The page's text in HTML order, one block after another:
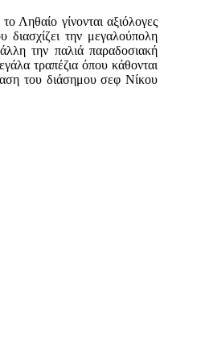
Ληθαίο γίνονται αξιόλογες
την μεγαλούπολη
την παλιά παραδοσιακή
τραπέζια όπου κάθονται
του διάσημου σεφ Νίκου